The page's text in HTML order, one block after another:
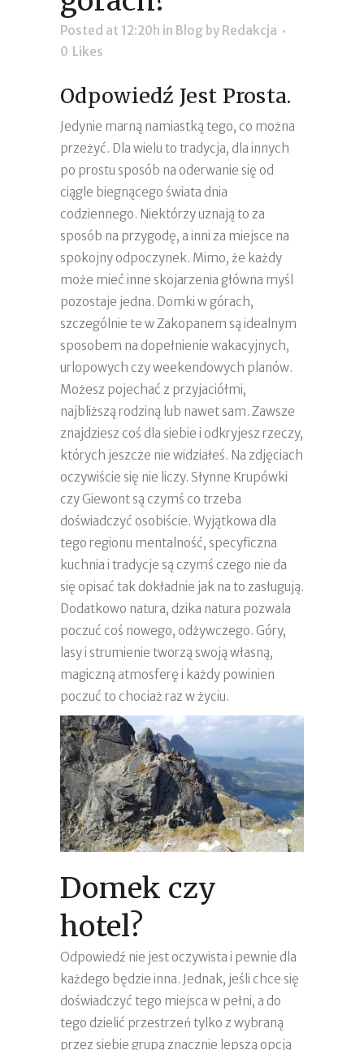
Posted at 12:20h in Blog by Redakcja
0 Likes
Odpowiedź Jest Prosta.
Jedynie marną namiastką tego, co można
przeżyć. Dla wielu to tradycja, dla innych
po prostu sposób na oderwanie się od
ciągle biegnącego świata dnia
codziennego. Niektórzy uznają to za
sposób na przygodę, a inni za miejsce na
spokojny odpoczynek. Mimo, że każdy
może mieć inne skojarzenia główna myśl
pozostaje jedna. Domki w górach,
szczególnie te w Zakopanem są idealnym
sposobem na dopełnienie wakacyjnych,
urlopowych czy weekendowych planów.
Możesz pojechać z przyjaciółmi,
najbliższą rodziną lub nawet sam. Zawsze
znajdziesz coś dla siebie i odkryjesz rzeczy,
których jeszcze nie widziałeś. Na zdjęciach
oczywiście się nie liczy. Słynne Krupówki
czy Giewont są czymś co trzeba
doświadczyć osobiście. Wyjątkowa dla
tego regionu mentalność, specyficzna
kuchnia i tradycje są czymś czego nie da
się opisać tak dokładnie jak na to zasługują.
Dodatkowo natura, dzika natura pozwala
poczuć coś nowego, odżywczego. Góry,
lasy i strumienie tworzą swoją własną,
magiczną atmosferę i każdy powinien
poczuć to chociaż raz w życiu.
Domek czy
hotel?
Odpowiedź nie jest oczywista i pewnie dla
każdego będzie inna. Jednak, jeśli chce się
doświadczyć tego miejsca w pełni, a do
tego dzielić przestrzeń tylko z wybraną
przez siebie grupą znacznie lepszą opcją